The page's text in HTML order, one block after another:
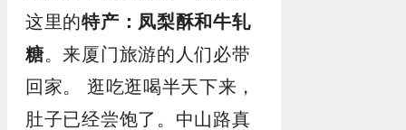
这里的特产：凤梨酥和牛轧
糖。来厦门旅游的人们必带
回家。 逛吃逛喝半天下来，
肚子已经尝饱了。中山路真